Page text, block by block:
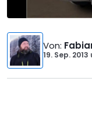
Von:
19. Sep. 2013